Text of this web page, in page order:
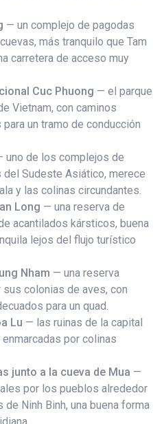
— un complejo de pagodas
más tranquilo que Tam
carretera de acceso muy
Cuc Phuong — el parque
Vietnam, con caminos
un tramo de conducción
uno de los complejos de
Sudeste Asiático, merece
y las colinas circundantes.
Long — una reserva de
acantilados kársticos, buena
lejos del flujo turístico
Nham — una reserva
colonias de aves, con
para un quad.
Lu — las ruinas de la capital
por colinas
junto a la cueva de Mua —
por los pueblos alrededor
Ninh Binh, una buena forma